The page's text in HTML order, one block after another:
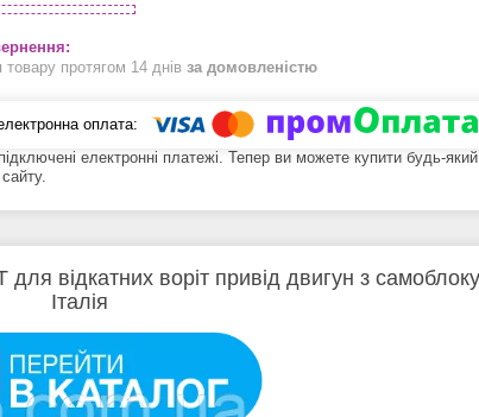
товару протягом 14 днів за домовленістю
електронні платежі. Тепер ви можете купити будь-
відкатних воріт привід двигун з
Італія